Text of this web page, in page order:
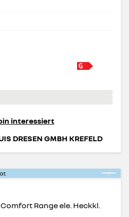
interessiert
DRESEN GMBH KREFELD
Comfort Range ele. Heckkl.